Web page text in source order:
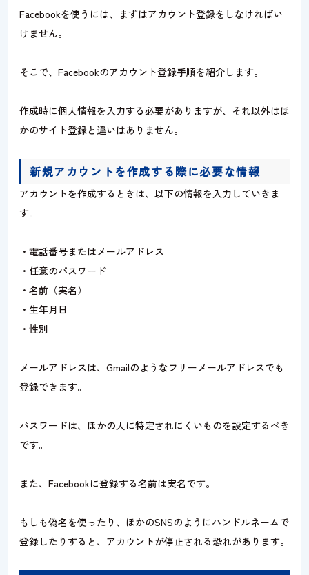
Facebookを使うには、まずはアカウント登録をしなければい
けません。
そこで、Facebookのアカウント登録手順を紹介します。
作成時に個人情報を入力する必要がありますが、それ以外はほ
かのサイト登録と違いはありません。
新規アカウントを作成する際に必要な情報
アカウントを作成するときは、以下の情報を入力していきま
す。
・電話番号またはメールアドレス
・任意のパスワード
・名前（実名）
・生年月日
・性別
メールアドレスは、Gmailのようなフリーメールアドレスでも
登録できます。
パスワードは、ほかの人に特定されにくいものを設定するべき
です。
また、Facebookに登録する名前は実名です。
もしも偽名を使ったり、ほかのSNSのようにハンドルネームで
登録したりすると、アカウントが停止される恐れがあります。